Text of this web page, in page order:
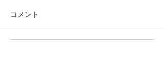
8/3 灘道場
コメント